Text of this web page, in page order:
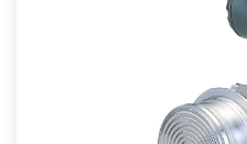
差圧計の受圧部分に被
は困る場合に使用する
て伝送器と結合し、シ